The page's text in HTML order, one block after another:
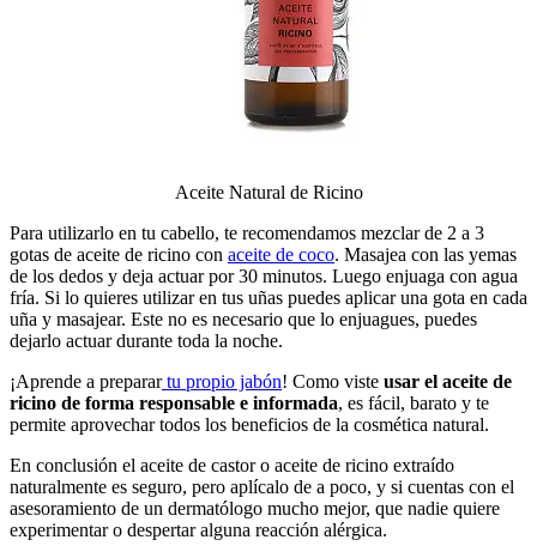
Aceite Natural de Ricino
Para utilizarlo en tu cabello, te recomendamos mezclar de 2 a 3
gotas de aceite de ricino con aceite de coco. Masajea con las yemas
de los dedos y deja actuar por 30 minutos. Luego enjuaga con agua
fría. Si lo quieres utilizar en tus uñas puedes aplicar una gota en cada
uña y masajear. Este no es necesario que lo enjuagues, puedes
dejarlo actuar durante toda la noche.
¡Aprende a preparartu propio jabón! Como viste usar el aceite de
ricino de forma responsable e informada, es fácil, barato y te
permite aprovechar todos los beneficios de la cosmética natural.
En conclusión el aceite de castor o aceite de ricino extraído
naturalmente es seguro, pero aplícalo de a poco, y si cuentas con el
asesoramiento de un dermatólogo mucho mejor, que nadie quiere
experimentar o despertar alguna reacción alérgica.